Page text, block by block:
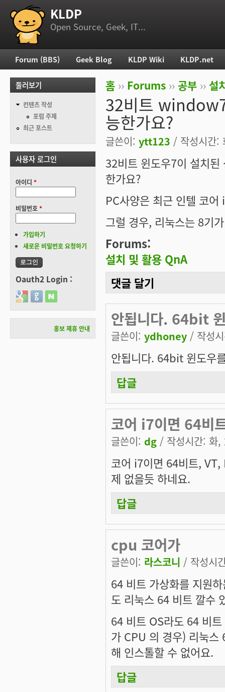
부 메뉴 KLDP
Open Source, Geek, IT...
현재 위치
홈 ›› Forums ›› 공부 ›› 설
32비트
능한가요?
글쓴이: ytt123 / 작성시간
32비트 윈도우7이 설치
한가요?
PC사양은 최근 인텔 코
그럴 경우, 리눅스는 8기
Forums:
설치 및 활용 QnA
댓글 달기
안됩니다. 64bit
글쓴이: ydhoney / 작성
안됩니다. 64bit 윈도우
답글
코어 i7이면 64
글쓴이: dg / 작성시간: 화
코어 i7이면 64비트,
제 없을듯 하네요.
답글
cpu 코어가
글쓴이: 라스코니 / 작성시
64 비트 가상화를 지원
도 리눅스 64 비트 깔수
64 비트 OS라도 64 비
가 CPU 의 경우) 리눅
해 인스톨할 수 없어요.
답글
주 메뉴
Forum (BBS) Geek Blog KLDP Wiki KLDP.net
둘러보기
컨텐츠 작성
포럼 주제
최근 포스트
사용자 로그인
아이디 *
비밀번호*
가입하기
새로운 비밀번호 요청하기
Oauth2 Login :
Login with Google
Login with GitHub
Login with Naver
홍보 제휴 안내